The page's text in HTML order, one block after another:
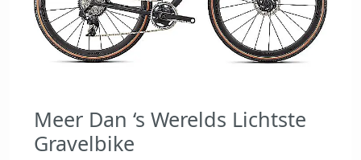
Meer Dan ‘s Werelds Lichtste
Gravelbike